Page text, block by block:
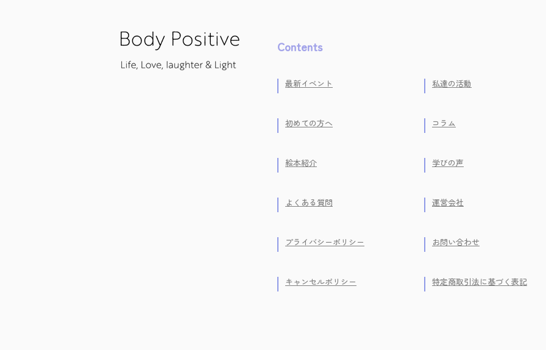
Contents
最新イベント
初めての方へ
絵本紹介
よくある質問
プライバシーポリシー
キャンセルポリシー
私達の活動
コラム
学びの声
運営会社
お問い合わせ
特定商取引法に基づく表記